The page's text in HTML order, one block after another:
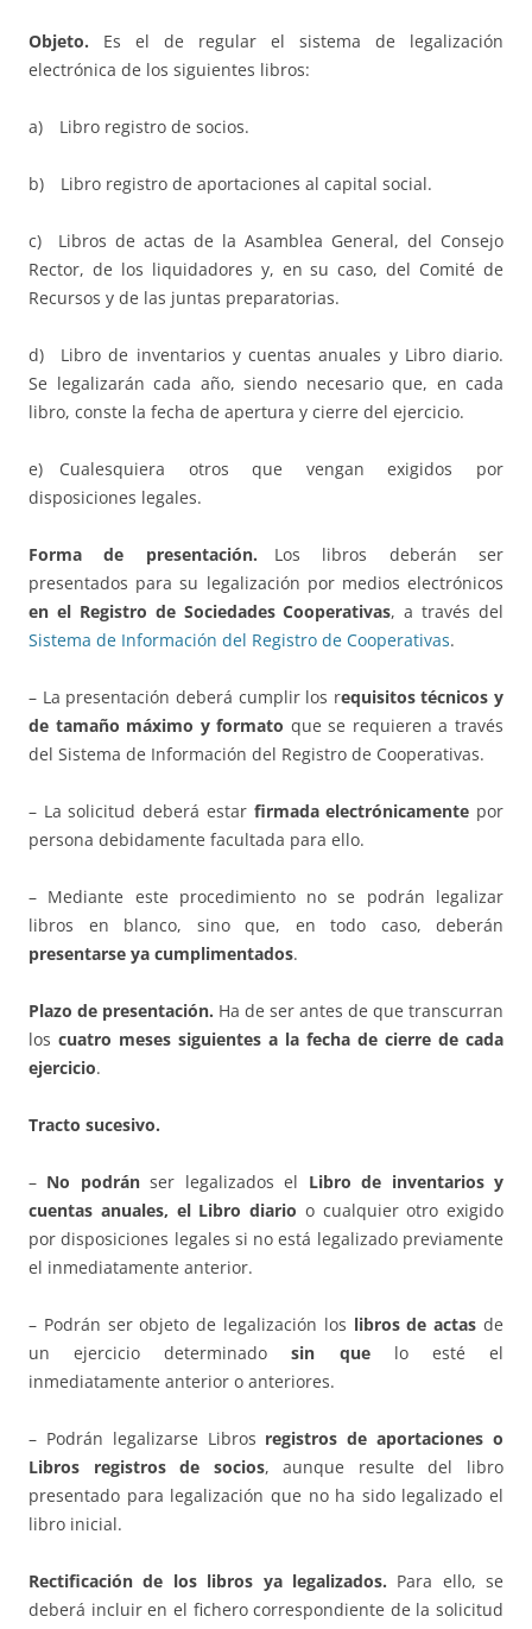
Objeto. Es el de regular el sistema de legalización
electrónica de los siguientes libros:
a) Libro registro de socios.
b) Libro registro de aportaciones al capital social.
c) Libros de actas de la Asamblea General, del Consejo
Rector, de los liquidadores y, en su caso, del Comité de
Recursos y de las juntas preparatorias.
d) Libro de inventarios y cuentas anuales y Libro diario.
Se legalizarán cada año, siendo necesario que, en cada
libro, conste la fecha de apertura y cierre del ejercicio.
e) Cualesquiera otros que vengan exigidos por
disposiciones legales.
Forma de presentación. Los libros deberán ser
presentados para su legalización por medios electrónicos
en el Registro de Sociedades Cooperativas, a través del
Sistema de Información del Registro de Cooperativas.
– La presentación deberá cumplir los requisitos técnicos y
de tamaño máximo y formato que se requieren a través
del Sistema de Información del Registro de Cooperativas.
– La solicitud deberá estar firmada electrónicamente por
persona debidamente facultada para ello.
– Mediante este procedimiento no se podrán legalizar
libros en blanco, sino que, en todo caso, deberán
presentarse ya cumplimentados.
Plazo de presentación. Ha de ser antes de que transcurran
los cuatro meses siguientes a la fecha de cierre de cada
ejercicio.
Tracto sucesivo.
– No podránser legalizados el Libro de inventarios y
cuentas anuales, el Libro diario o cualquier otro exigido
por disposiciones legales si no está legalizado previamente
el inmediatamente anterior.
– Podrán ser objeto de legalización los libros de actas de
un ejercicio determinadosin quelo esté el
inmediatamente anterior o anteriores.
– Podrán legalizarse Libros registros de aportaciones o
Libros registros de socios, aunque resulte del libro
presentado para legalización que no ha sido legalizado el
libro inicial.
Rectificación de los libros ya legalizados. Para ello, se
deberá incluir en el fichero correspondiente de la solicitud